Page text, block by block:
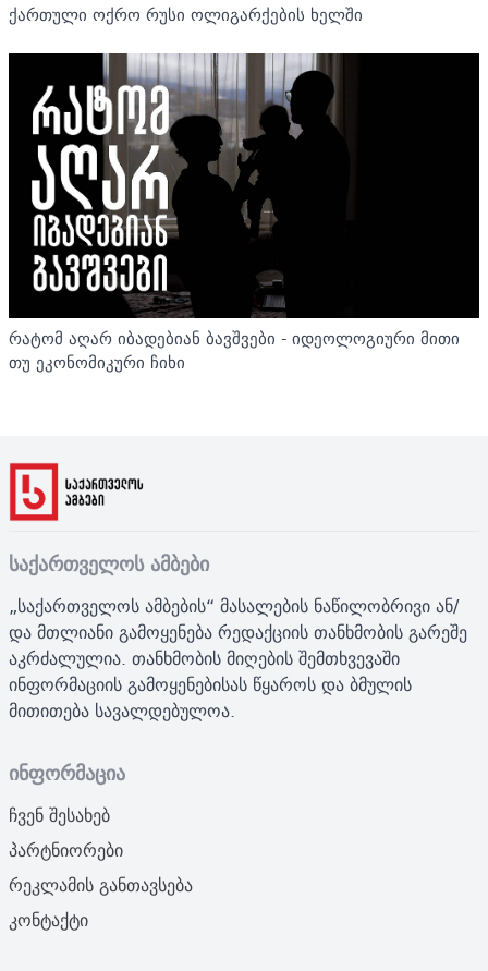
ქართული ოქრო რუსი ოლიგარქების ხელში
რატომ აღარ იბადებიან ბავშვები - იდეოლოგიური მითი
თუ ეკონომიკური ჩიხი
საქართველოს ამბები
„საქართველოს ამბების“ მასალების ნაწილობრივი ან/
და მთლიანი გამოყენება რედაქციის თანხმობის გარეშე
აკრძალულია. თანხმობის მიღების შემთხვევაში
ინფორმაციის გამოყენებისას წყაროს და ბმულის
მითითება სავალდებულოა.
ინფორმაცია
ჩვენ შესახებ
პარტნიორები
რეკლამის განთავსება
კონტაქტი